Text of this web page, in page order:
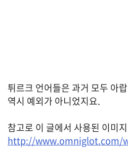
튀르크 언어들은 과거 모두 아
역시 예외가 아니었지요.
참고로 이 글에서 사용된 이미
http://www.omniglot.com/